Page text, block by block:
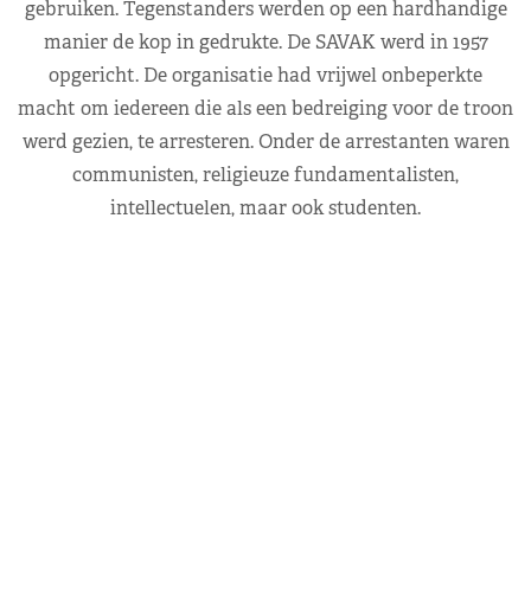
gebruiken. Tegenstanders werden op een hardhandige
manier de kop in gedrukte. De SAVAK werd in 1957
opgericht. De organisatie had vrijwel onbeperkte
macht om iedereen die als een bedreiging voor de troon
werd gezien, te arresteren. Onder de arrestanten waren
communisten, religieuze fundamentalisten,
intellectuelen, maar ook studenten.